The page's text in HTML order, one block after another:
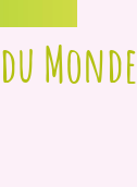
Monde